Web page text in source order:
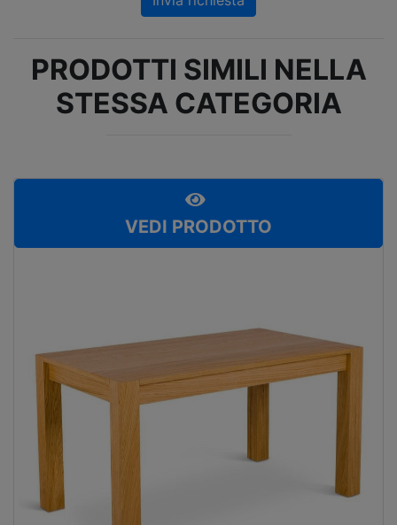
PRODOTTI SIMILI NELLA
STESSA CATEGORIA
VEDI PRODOTTO